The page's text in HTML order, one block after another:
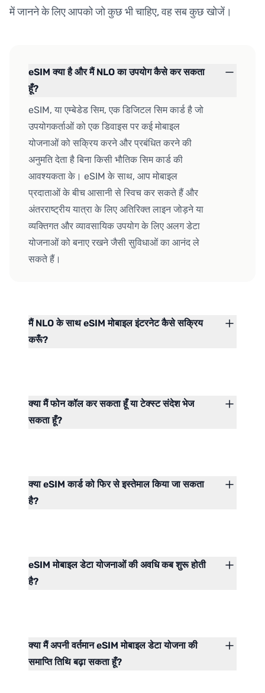
में जानने के लिए आपको जो कुछ भी चाहिए, वह सब कुछ खोजें।
eSIM क्या है और मैं NLO का उपयोग कैसे कर सकता
हूँ?
eSIM, या एम्बेडेड सिम, एक डिजिटल सिम कार्ड है जो
उपयोगकर्ताओं को एक डिवाइस पर कई मोबाइल
योजनाओं को सक्रिय करने और प्रबंधित करने की
अनुमति देता है बिना किसी भौतिक सिम कार्ड की
आवश्यकता के। eSIM के साथ, आप मोबाइल
प्रदाताओं के बीच आसानी से स्विच कर सकते हैं और
अंतरराष्ट्रीय यात्रा के लिए अतिरिक्त लाइन जोड़ने या
व्यक्तिगत और व्यावसायिक उपयोग के लिए अलग डेटा
योजनाओं को बनाए रखने जैसी सुविधाओं का आनंद ले
सकते हैं।
मैं NLO के साथ eSIM मोबाइल इंटरनेट कैसे सक्रिय
करूँ?
क्या मैं फोन कॉल कर सकता हूँ या टेक्स्ट संदेश भेज
सकता हूँ?
क्या eSIM कार्ड को फिर से इस्तेमाल किया जा सकता
है?
eSIM मोबाइल डेटा योजनाओं की अवधि कब शुरू होती
है?
क्या मैं अपनी वर्तमान eSIM मोबाइल डेटा योजना की
समाप्ति तिथि बढ़ा सकता हूँ?